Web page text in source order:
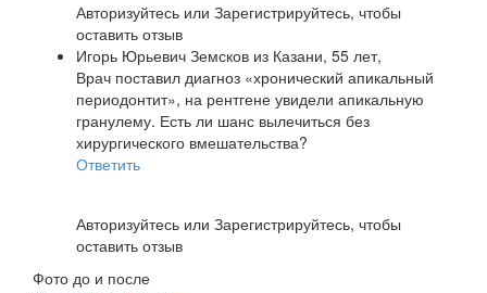
Авторизуйтесь или Зарегистрируйтесь, чтобы
оставить отзыв
Игорь Юрьевич Земсков из Казани, 55 лет,
Врач поставил диагноз «хронический апикальный
периодонтит», на рентгене увидели апикальную
гранулему. Есть ли шанс вылечиться без
хирургического вмешательства?
Ответить
Авторизуйтесь или Зарегистрируйтесь, чтобы
оставить отзыв
Фото до и после